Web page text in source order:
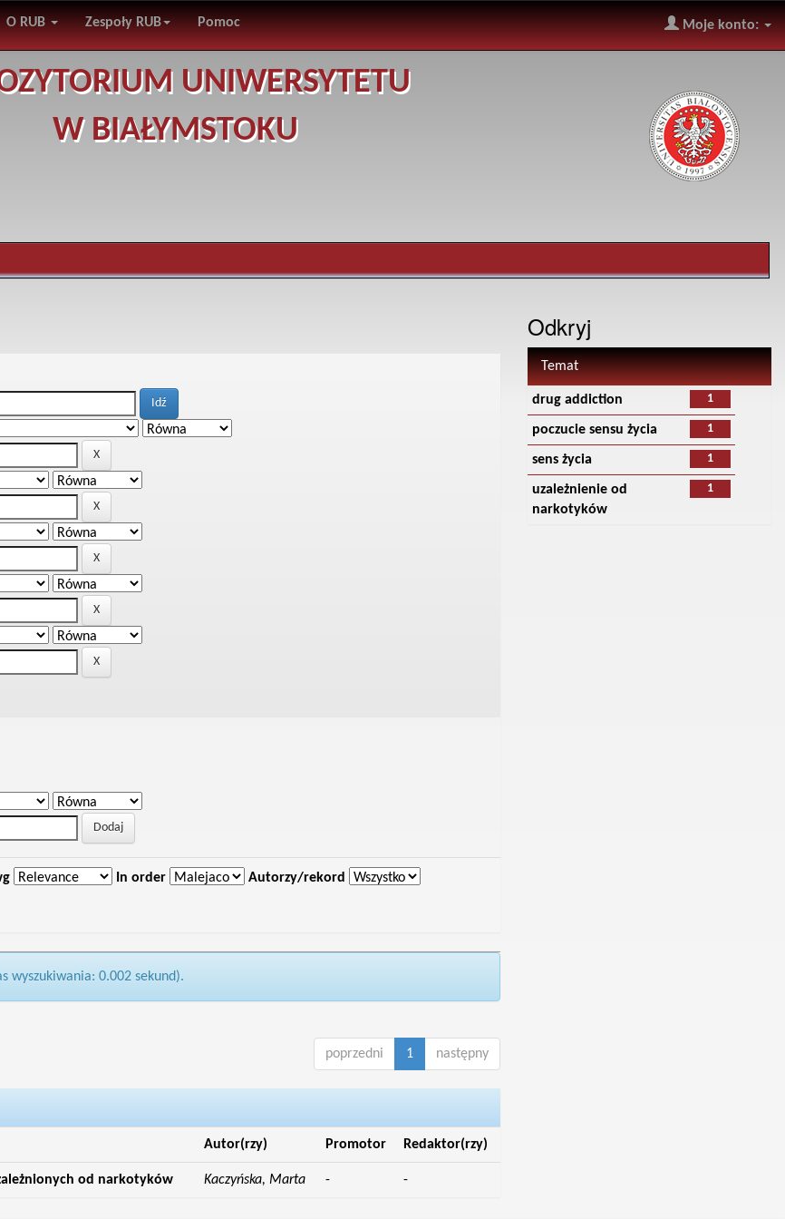
O RUB Zespoły RUB Pomoc Moje konto:
UNIWERSYTETU
W BIAŁYMSTOKU
In order Autorzy/rekord
wyszukiwania: 0.002 sekund).
poprzedni 1 następny
Autor(rzy) Promotor Redaktor(rzy)
od narkotyków Kaczyńska, Marta - -
Odkryj
Temat
1
drug addiction
1
poczucie sensu życia
1
sens życia
1
uzależnienie od
narkotyków